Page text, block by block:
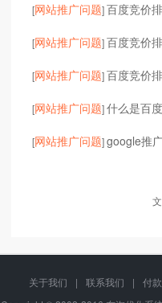
[网站推广问题]百度竞价
[网站推广问题]百度竞价
[网站推广问题]百度竞价
[网站推广问题]什么是百
[网站推广问题]google推
关于我们 | 联系我们 |
付